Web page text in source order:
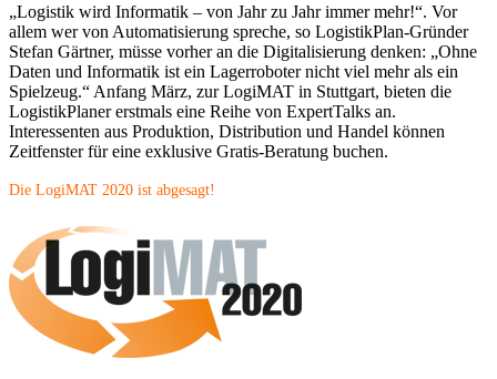
„Logistik wird Informatik – von Jahr zu Jahr immer mehr!“. Vor
allem wer von Automatisierung spreche, so LogistikPlan-Gründer
Stefan Gärtner, müsse vorher an die Digitalisierung denken: „Ohne
Daten und Informatik ist ein Lagerroboter nicht viel mehr als ein
Spielzeug.“ Anfang März, zur LogiMAT in Stuttgart, bieten die
LogistikPlaner erstmals eine Reihe von ExpertTalks an.
Interessenten aus Produktion, Distribution und Handel können
Zeitfenster für eine exklusive Gratis-Beratung buchen.
Die LogiMAT 2020 ist abgesagt!